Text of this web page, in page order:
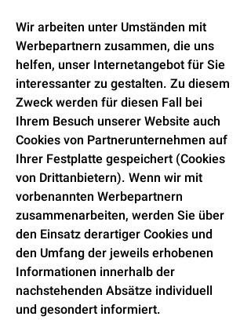
Wir arbeiten unter Umständen mit
Werbepartnern zusammen, die uns
helfen, unser Internetangebot für Sie
interessanter zu gestalten. Zu diesem
Zweck werden für diesen Fall bei
Ihrem Besuch unserer Website auch
Cookies von Partnerunternehmen auf
Ihrer Festplatte gespeichert (Cookies
von Drittanbietern). Wenn wir mit
vorbenannten Werbepartnern
zusammenarbeiten, werden Sie über
den Einsatz derartiger Cookies und
den Umfang der jeweils erhobenen
Informationen innerhalb der
nachstehenden Absätze individuell
und gesondert informiert.